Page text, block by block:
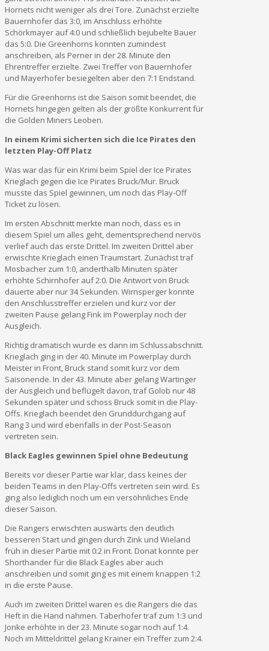
Hornets nicht weniger als drei Tore. Zunächst erzielte
Bauernhofer das 3:0, im Anschluss erhöhte
Schörkmayer auf 4:0 und schließlich bejubelte Bauer
das 5:0. Die Greenhorns konnten zumindest
anschreiben, als Perner in der 28. Minute den
Ehrentreffer erzielte. Zwei Treffer von Bauernhofer
und Mayerhofer besiegelten aber den 7:1 Endstand.
Für die Greenhorns ist die Saison somit beendet, die
Hornets hingegen gelten als der größte Konkurrent für
die Golden Miners Leoben.
In einem Krimi sicherten sich die Ice Pirates den
letzten Play-Off Platz
Was war das für ein Krimi beim Spiel der Ice Pirates
Krieglach gegen die Ice Pirates Bruck/Mur. Bruck
musste das Spiel gewinnen, um noch das Play-Off
Ticket zu lösen.
Im ersten Abschnitt merkte man noch, dass es in
diesem Spiel um alles geht, dementsprechend nervös
verlief auch das erste Drittel. Im zweiten Drittel aber
erwischte Krieglach einen Traumstart. Zunächst traf
Mosbacher zum 1:0, anderthalb Minuten später
erhöhte Schirnhofer auf 2:0. Die Antwort von Bruck
dauerte aber nur 34 Sekunden. Wirnsperger konnte
den Anschlusstreffer erzielen und kurz vor der
zweiten Pause gelang Fink im Powerplay noch der
Ausgleich.
Richtig dramatisch wurde es dann im Schlussabschnitt.
Krieglach ging in der 40. Minute im Powerplay durch
Meister in Front, Bruck stand somit kurz vor dem
Saisonende. In der 43. Minute aber gelang Wartinger
der Ausgleich und beflügelt davon, traf Golob nur 48
Sekunden später und schoss Bruck somit in die Play-
Offs. Krieglach beendet den Grunddurchgang auf
Rang 3 und wird ebenfalls in der Post-Season
vertreten sein.
Black Eagles gewinnen Spiel ohne Bedeutung
Bereits vor dieser Partie war klar, dass keines der
beiden Teams in den Play-Offs vertreten sein wird. Es
ging also lediglich noch um ein versöhnliches Ende
dieser Saison.
Die Rangers erwischten auswärts den deutlich
besseren Start und gingen durch Zink und Wieland
früh in dieser Partie mit 0:2 in Front. Donat konnte per
Shorthander für die Black Eagles aber auch
anschreiben und somit ging es mit einem knappen 1:2
in die erste Pause.
Auch im zweiten Drittel waren es die Rangers die das
Heft in die Hand nahmen. Taberhofer traf zum 1:3 und
Jonke erhöhte in der 23. Minute sogar noch auf 1:4.
Noch im Mitteldrittel gelang Krainer ein Treffer zum 2:4.